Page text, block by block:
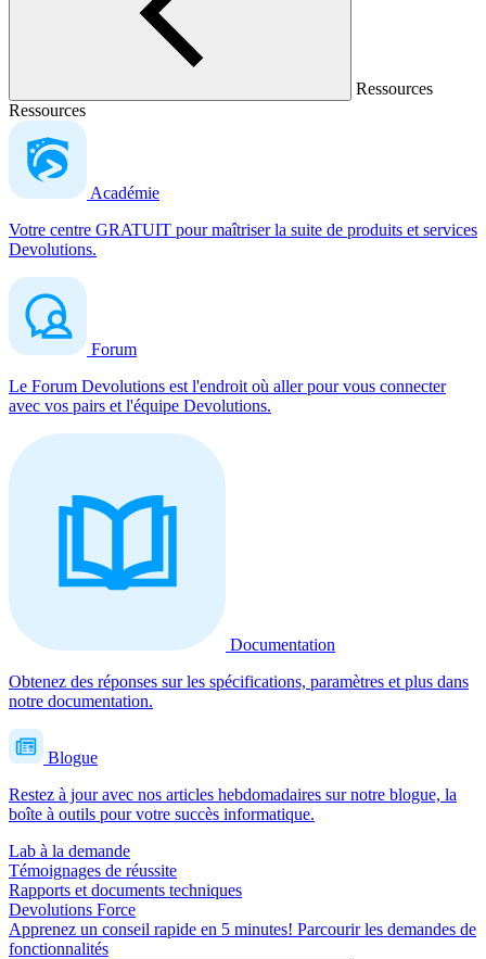
Ressources
Ressources
Académie
Votre centre GRATUIT pour maîtriser la suite de produits et services
Devolutions.
Forum
Le Forum Devolutions est l'endroit où aller pour vous connecter
avec vos pairs et l'équipe Devolutions.
Documentation
Obtenez des réponses sur les spécifications, paramètres et plus dans
notre documentation.
Blogue
Restez à jour avec nos articles hebdomadaires sur notre blogue, la
boîte à outils pour votre succès informatique.
Lab à la demande
Témoignages de réussite
Rapports et documents techniques
Devolutions Force
Apprenez un conseil rapide en 5 minutes! Parcourir les demandes de
fonctionnalités